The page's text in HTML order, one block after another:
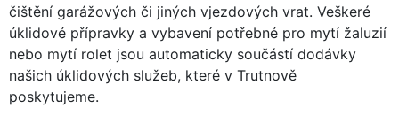
čištění garážových či jiných vjezdových vrat. Veškeré
úklidové přípravky a vybavení potřebné pro mytí žaluzií
nebo mytí rolet jsou automaticky součástí dodávky
našich úklidových služeb, které v Trutnově
poskytujeme.